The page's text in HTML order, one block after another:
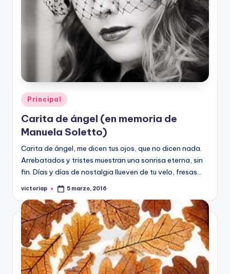
Publicado
en
Principal
Carita de ángel (en memoria de
Manuela Soletto)
Carita de ángel, me dicen tus ojos, que no dicen nada.
Arrebatados y tristes muestran una sonrisa eterna, sin
fin. Días y días de nostalgia llueven de tu velo, fresas…
Publicado
victoriap 5 marzo, 2016